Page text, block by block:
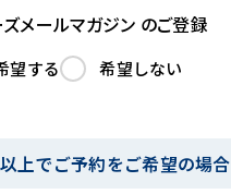
メールマガジン のご登録
望する 希望しない
上でご予約をご希望の場合